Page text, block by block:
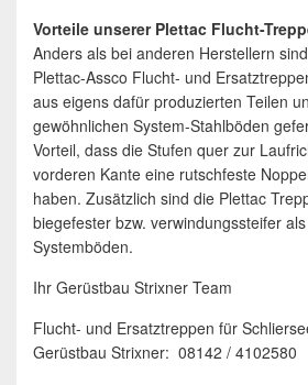
Vorteile unserer Plettac Flucht-
Anders als bei anderen Herstellern
Plettac-Assco Flucht- und
aus eigens dafür produzierten Teilen
gewöhnlichen System-Stahlböden
Vorteil, dass die Stufen quer zur
vorderen Kante eine rutschfeste
haben. Zusätzlich sind die Plettac
biegefester bzw. verwindungssteifer
Systemböden.
Ihr Gerüstbau Strixner Team
Flucht- und Ersatztreppen für
Gerüstbau Strixner: 08142 / 4102580